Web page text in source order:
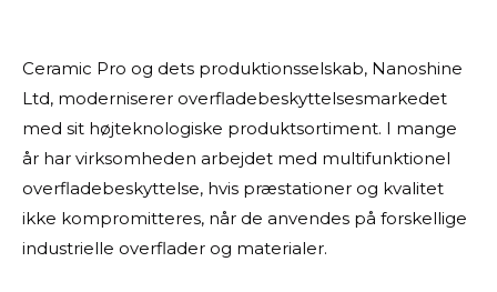
Ceramic Pro og dets produktionsselskab, Nanoshine
Ltd, moderniserer overfladebeskyttelsesmarkedet
med sit højteknologiske produktsortiment. I mange
år har virksomheden arbejdet med multifunktionel
overfladebeskyttelse, hvis præstationer og kvalitet
ikke kompromitteres, når de anvendes på forskellige
industrielle overflader og materialer.